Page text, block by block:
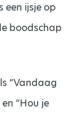
een ijsje op
boodschap
“Vandaag
“Hou je